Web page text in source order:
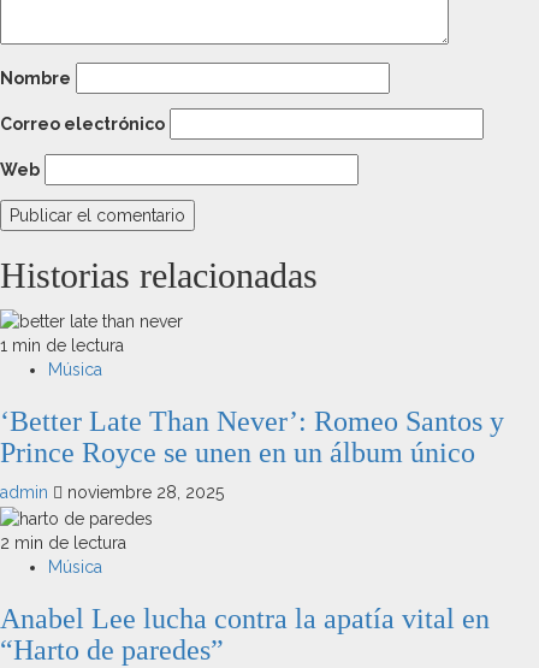
Nombre
Correo electrónico
Web
Historias relacionadas
1 min de lectura
Música
‘Better Late Than Never’: Romeo Santos y
Prince Royce se unen en un álbum único
admin noviembre 28, 2025
2 min de lectura
Música
Anabel Lee lucha contra la apatía vital en
“Harto de paredes”